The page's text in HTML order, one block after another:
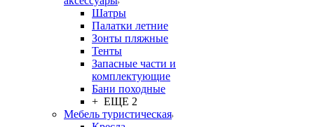
Шатры
Палатки летние
Зонты пляжные
Тенты
Запасные части и
комплектующие
Бани походные
+ ЕЩЕ 2
Мебель туристическая